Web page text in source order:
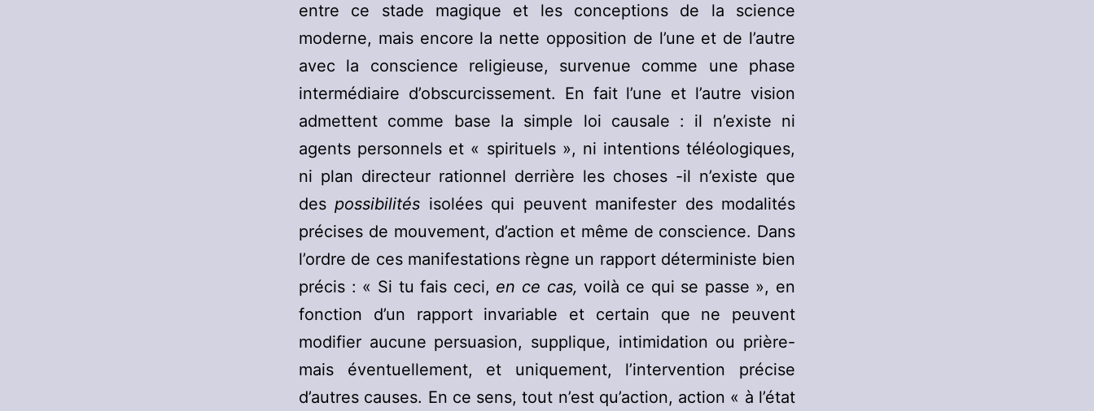
entre ce stade magique et les conceptions de la science
moderne, mais encore la nette opposition de l’une et de l’autre
avec la conscience religieuse, survenue comme une phase
intermédiaire d’obscurcissement. En fait l’une et l’autre vision
admettent comme base la simple loi causale : il n’existe ni
agents personnels et « spirituels », ni intentions téléologiques,
ni plan directeur rationnel derrière les choses -il n’existe que
despossibilités isolées qui peuvent manifester des modalités
précises de mouvement, d’action et même de conscience. Dans
l’ordre de ces manifestations règne un rapport déterministe bien
précis : « Si tu fais ceci, en ce cas, voilà ce qui se passe », en
fonction d’un rapport invariable et certain que ne peuvent
modifier aucune persuasion, supplique, intimidation ou prière-
mais éventuellement, et uniquement, l’intervention précise
d’autres causes. En ce sens, tout n’est qu’action, action « à l’état